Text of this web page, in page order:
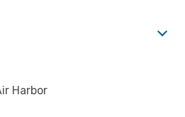
Harbor